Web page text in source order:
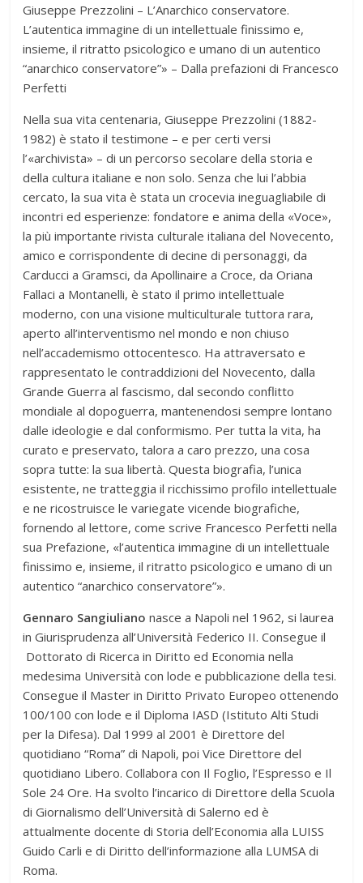
Giuseppe Prezzolini – L’Anarchico conservatore.
L’autentica immagine di un intellettuale finissimo e,
insieme, il ritratto psicologico e umano di un autentico
“anarchico conservatore”» – Dalla prefazioni di Francesco
Perfetti
Nella sua vita centenaria, Giuseppe Prezzolini (1882-
1982) è stato il testimone – e per certi versi
l’«archivista» – di un percorso secolare della storia e
della cultura italiane e non solo. Senza che lui l’abbia
cercato, la sua vita è stata un crocevia ineguagliabile di
incontri ed esperienze: fondatore e anima della «Voce»,
la più importante rivista culturale italiana del Novecento,
amico e corrispondente di decine di personaggi, da
Carducci a Gramsci, da Apollinaire a Croce, da Oriana
Fallaci a Montanelli, è stato il primo intellettuale
moderno, con una visione multiculturale tuttora rara,
aperto all’interventismo nel mondo e non chiuso
nell’accademismo ottocentesco. Ha attraversato e
rappresentato le contraddizioni del Novecento, dalla
Grande Guerra al fascismo, dal secondo conflitto
mondiale al dopoguerra, mantenendosi sempre lontano
dalle ideologie e dal conformismo. Per tutta la vita, ha
curato e preservato, talora a caro prezzo, una cosa
sopra tutte: la sua libertà. Questa biografia, l’unica
esistente, ne tratteggia il ricchissimo profilo intellettuale
e ne ricostruisce le variegate vicende biografiche,
fornendo al lettore, come scrive Francesco Perfetti nella
sua Prefazione, «l’autentica immagine di un intellettuale
finissimo e, insieme, il ritratto psicologico e umano di un
autentico “anarchico conservatore”».
Gennaro Sangiuliano nasce a Napoli nel 1962, si laurea
in Giurisprudenza all’Università Federico II. Consegue il
Dottorato di Ricerca in Diritto ed Economia nella
medesima Università con lode e pubblicazione della tesi.
Consegue il Master in Diritto Privato Europeo ottenendo
100/100 con lode e il Diploma IASD (Istituto Alti Studi
per la Difesa). Dal 1999 al 2001 è Direttore del
quotidiano “Roma” di Napoli, poi Vice Direttore del
quotidiano Libero. Collabora con Il Foglio, l’Espresso e Il
Sole 24 Ore. Ha svolto l’incarico di Direttore della Scuola
di Giornalismo dell’Università di Salerno ed è
attualmente docente di Storia dell’Economia alla LUISS
Guido Carli e di Diritto dell’informazione alla LUMSA di
Roma.